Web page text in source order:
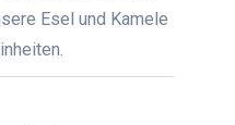
Esel und Kamele